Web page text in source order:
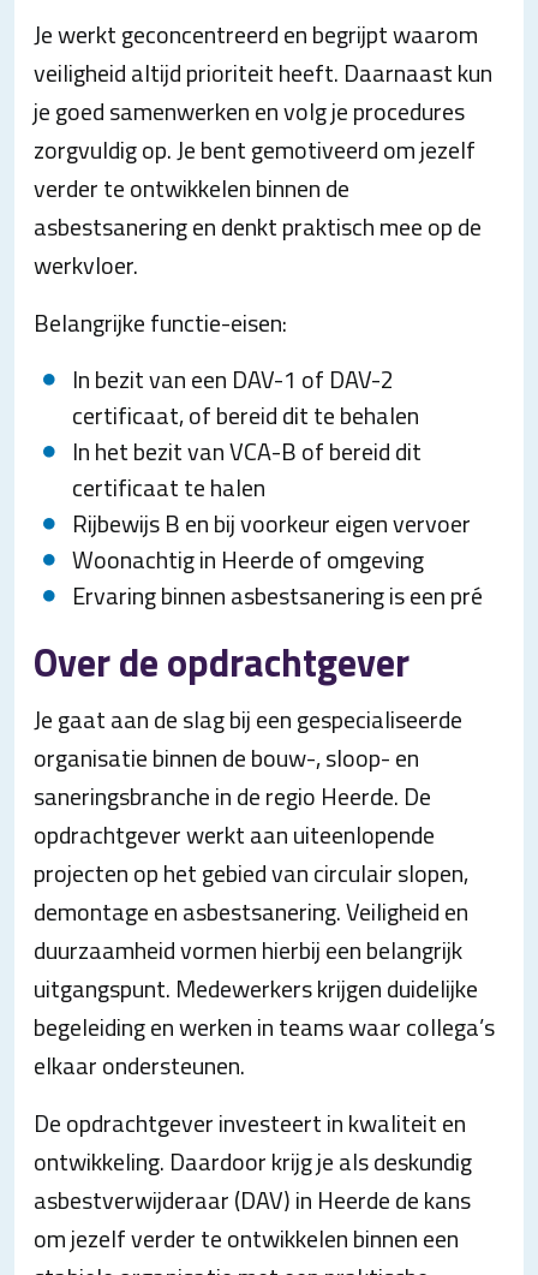
Je werkt geconcentreerd en begrijpt waarom
veiligheid altijd prioriteit heeft. Daarnaast kun
je goed samenwerken en volg je procedures
zorgvuldig op. Je bent gemotiveerd om jezelf
verder te ontwikkelen binnen de
asbestsanering en denkt praktisch mee op de
werkvloer.
Belangrijke functie-eisen:
In bezit van een DAV-1 of DAV-2
certificaat, of bereid dit te behalen
In het bezit van VCA-B of bereid dit
certificaat te halen
Rijbewijs B en bij voorkeur eigen vervoer
Woonachtig in Heerde of omgeving
Ervaring binnen asbestsanering is een pré
Over de opdrachtgever
Je gaat aan de slag bij een gespecialiseerde
organisatie binnen de bouw-, sloop- en
saneringsbranche in de regio Heerde. De
opdrachtgever werkt aan uiteenlopende
projecten op het gebied van circulair slopen,
demontage en asbestsanering. Veiligheid en
duurzaamheid vormen hierbij een belangrijk
uitgangspunt. Medewerkers krijgen duidelijke
begeleiding en werken in teams waar collega’s
elkaar ondersteunen.
De opdrachtgever investeert in kwaliteit en
ontwikkeling. Daardoor krijg je als deskundig
asbestverwijderaar (DAV) in Heerde de kans
om jezelf verder te ontwikkelen binnen een